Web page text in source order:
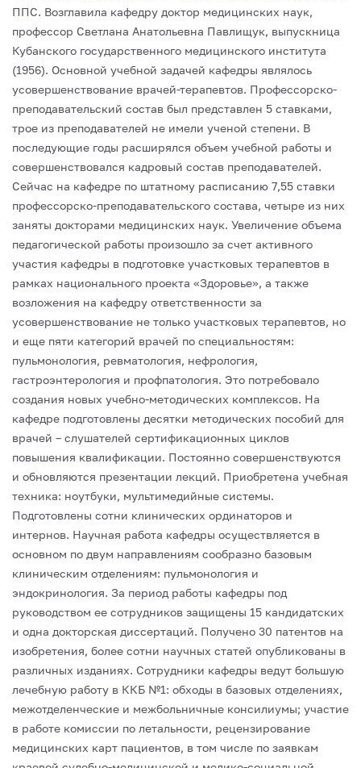
ППС. Возглавила кафедру доктор медицинских наук,
профессор Светлана Анатольевна Павлищук, выпускница
Кубанского государственного медицинского института
(1956). Основной учебной задачей кафедры являлось
усовершенствование врачей-терапевтов. Профессорско-
преподавательский состав был представлен 5 ставками,
трое из преподавателей не имели ученой степени. В
последующие годы расширялся объем учебной работы и
совершенствовался кадровый состав преподавателей.
Сейчас на кафедре по штатному расписанию 7,55 ставки
профессорско-преподавательского состава, четыре из них
заняты докторами медицинских наук. Увеличение объема
педагогической работы произошло за счет активного
участия кафедры в подготовке участковых терапевтов в
рамках национального проекта «Здоровье», а также
возложения на кафедру ответственности за
усовершенствование не только участковых терапевтов, но
и еще пяти категорий врачей по специальностям:
пульмонология, ревматология, нефрология,
гастроэнтерология и профпатология. Это потребовало
создания новых учебно-методических комплексов. На
кафедре подготовлены десятки методических пособий для
врачей – слушателей сертификационных циклов
повышения квалификации. Постоянно совершенствуются
и обновляются презентации лекций. Приобретена учебная
техника: ноутбуки, мультимедийные системы.
Подготовлены сотни клинических ординаторов и
интернов. Научная работа кафедры осуществляется в
основном по двум направлениям сообразно базовым
клиническим отделениям: пульмонология и
эндокринология. За период работы кафедры под
руководством ее сотрудников защищены 15 кандидатских
и одна докторская диссертаций. Получено 30 патентов на
изобретения, более сотни научных статей опубликованы в
различных изданиях. Сотрудники кафедры ведут большую
лечебную работу в ККБ №1: обходы в базовых отделениях,
межотделенческие и межбольничные консилиумы; участие
в работе комиссии по летальности, рецензирование
медицинских карт пациентов, в том числе по заявкам